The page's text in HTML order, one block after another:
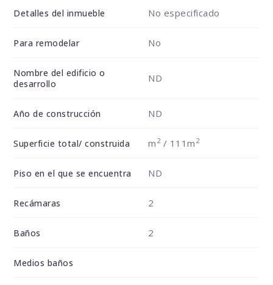
Detalles del inmueble No especificado
Para remodelar No
Nombre del edificio o
desarrollo
ND
Año de construcción ND
Superficie total/ construida m 2/ 111m 2
Piso en el que se encuentra ND
Recámaras 2
Baños 2
Medios baños